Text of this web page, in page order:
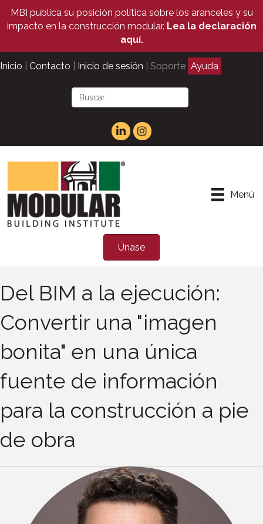
MBI publica su posición política sobre los aranceles y su
impacto en la construcción modular. Lea la declaración
aquí.
Inicio Contacto Inicio de sesión | Soporte Ayuda
Menú
Únase
Del BIM a la ejecución:
Convertir una "imagen
bonita" en una única
fuente de información
para la construcción a pie
de obra